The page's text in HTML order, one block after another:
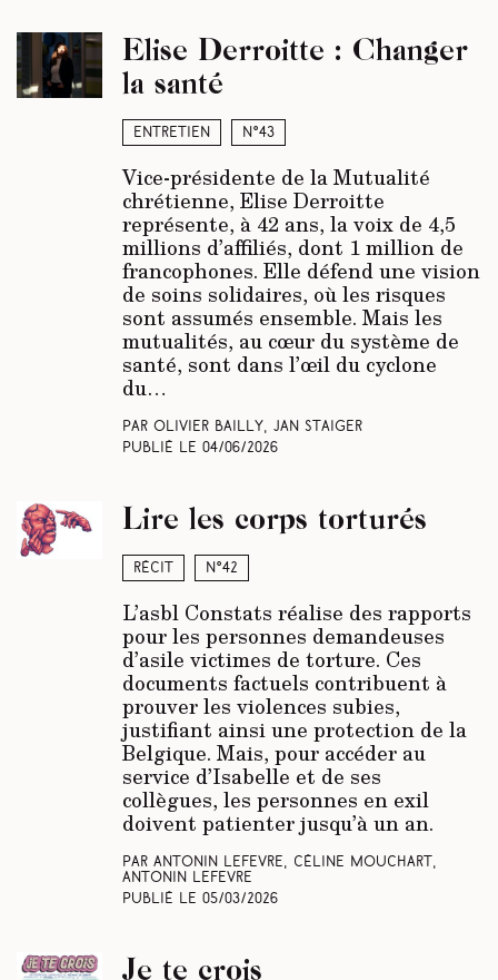
Entretien N°43
Elise Derroitte : Changer
la santé
Vice-présidente de la Mutualité
chrétienne, Elise Derroitte
représente, à 42 ans, la voix de 4,5
millions d’affiliés, dont 1 million de
francophones. Elle défend une vision
de soins solidaires, où les risques
sont assumés ensemble. Mais les
mutualités, au cœur du système de
santé, sont dans l’œil du cyclone
du…
Par Olivier Bailly, Jan Staiger
Publié le 04/06/2026
Récit N°42
Lire les corps torturés
L’asbl Constats réalise des rapports
pour les personnes demandeuses
d’asile victimes de torture. Ces
documents factuels contribuent à
prouver les violences subies,
justifiant ainsi une protection de la
Belgique. Mais, pour accéder au
service d’Isabelle et de ses
collègues, les personnes en exil
doivent patienter jusqu’à un an.
Par Antonin Lefevre, Céline Mouchart,
Antonin Lefevre
Publié le 05/03/2026
Je te crois